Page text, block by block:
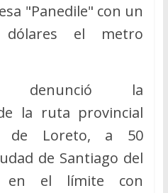
"Panedile" con un
el metro
denunció la
la ruta provincial
de Loreto, a 50
de Santiago del
en el límite con